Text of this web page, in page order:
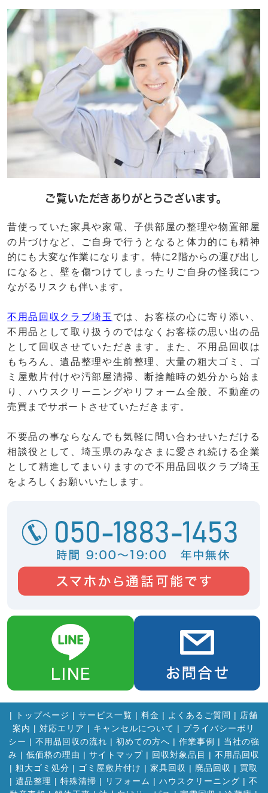
ご覧いただきありがとうございます。
昔使っていた家具や家電、子供部屋の整理や物置部屋
の片づけなど、ご自身で行うとなると体力的にも精神
的にも大変な作業になります。特に2階からの運び出し
になると、壁を傷つけてしまったりご自身の怪我につ
ながるリスクも伴います。
不用品回収クラブ埼玉 では、お客様の心に寄り添い、
不用品として取り扱うのではなくお客様の思い出の品
として回収させていただきます。また、不用品回収は
もちろん、遺品整理や生前整理、大量の粗大ゴミ、ゴ
ミ屋敷片付けや汚部屋清掃、断捨離時の処分から始ま
り、ハウスクリーニングやリフォーム全般、不動産の
売買までサポートさせていただきます。
不要品の事ならなんでも気軽に問い合わせいただける
相談役として、埼玉県のみなさまに愛され続ける企業
として精進してまいりますので不用品回収クラブ埼玉
をよろしくお願いいたします。
| トップページ | サービス一覧 | 料金 | よくあるご質問 | 店舗
案内 | 対応エリア | キャンセルについて | プライバシーポリ
シー | 不用品回収の流れ | 初めての方へ | 作業事例 | 当社の強
み | 低価格の理由 | サイトマップ| 回収対象品目 | 不用品回収
| 粗大ゴミ処分 | ゴミ屋敷片付け | 家具回収 | 廃品回収 | 買取
| 遺品整理 | 特殊清掃 | リフォーム | ハウスクリーニング | 不